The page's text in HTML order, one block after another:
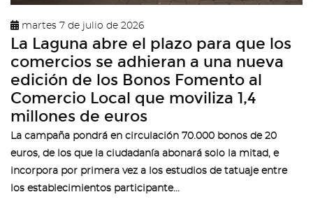
martes 7 de julio de 2026
La Laguna abre el plazo para que los
comercios se adhieran a una nueva
edición de los Bonos Fomento al
Comercio Local que moviliza 1,4
millones de euros
La campaña pondrá en circulación 70.000 bonos de 20
euros, de los que la ciudadanía abonará solo la mitad, e
incorpora por primera vez a los estudios de tatuaje entre
los establecimientos participante...